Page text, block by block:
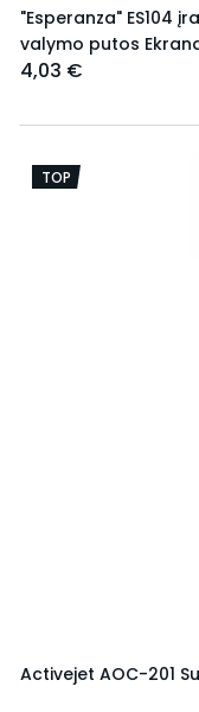
"Esperanza" ES104
valymo putos
4,03 €
TOP
Activejet AOC-201